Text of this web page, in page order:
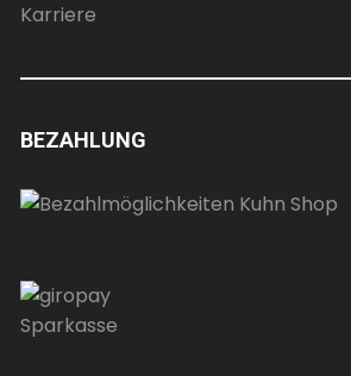
Karriere
BEZAHLUNG